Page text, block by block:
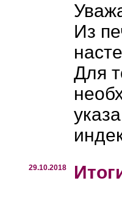
Из
Для
29.10.2018